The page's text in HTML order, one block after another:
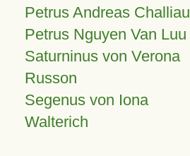
Petrus Andreas Challiau
Petrus Nguyen Van Luu
Saturninus von Verona
Russon
Segenus von Iona
Walterich